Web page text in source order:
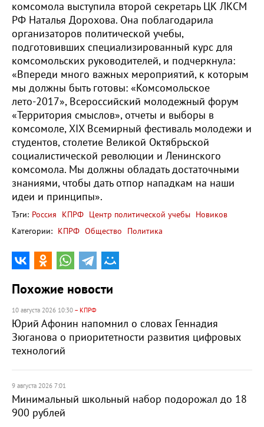
комсомола выступила второй секретарь ЦК ЛКСМ
РФ Наталья Дорохова. Она поблагодарила
организаторов политической учебы,
подготовивших специализированный курс для
комсомольских руководителей, и подчеркнула:
«Впереди много важных мероприятий, к которым
мы должны быть готовы: «Комсомольское
лето-2017», Всероссийский молодежный форум
«Территория смыслов», отчеты и выборы в
комсомоле, XIX Всемирный фестиваль молодежи и
студентов, столетие Великой Октябрьской
социалистической революции и Ленинского
комсомола. Мы должны обладать достаточными
знаниями, чтобы дать отпор нападкам на наши
идеи и принципы».
Тэги: Россия КПРФ Центр политической учебы Новиков
Категории: КПРФ Общество Политика
Похожие новости
10 августа 2026 10:30 – КПРФ
Юрий Афонин напомнил о словах Геннадия
Зюганова о приоритетности развития цифровых
технологий
9 августа 2026 7:01
Минимальный школьный набор подорожал до 18
900 рублей